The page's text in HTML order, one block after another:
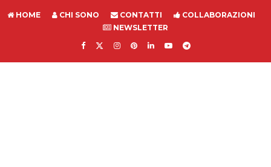
HOME CHI SONO CONTATTI
COLLABORAZIONI
NEWSLETTER